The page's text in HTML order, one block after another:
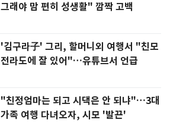
그래야 맘 편히 성생활" 깜짝 고백
'김구라子' 그리, 할머니외 여행서 "친모
전라도에 잘 있어"…유튜브서 언급
"친정엄마는 되고 시댁은 안 되냐"…3대
가족 여행 다녀오자, 시모 '발끈'